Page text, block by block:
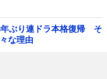
年ぶり連ドラ本格復帰 そ
な理由